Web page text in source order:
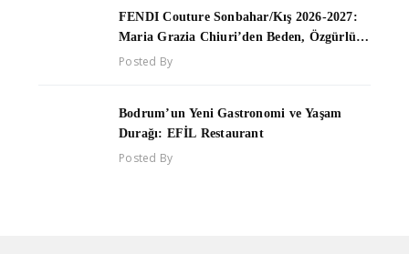
FENDI Couture Sonbahar/Kış 2026-2027:
Maria Grazia Chiuri’den Beden, Özgürlük
ve Yaşam Enerjisi Üzerine Yeni Bir Couture
Posted By
Bodrum’un Yeni Gastronomi ve Yaşam
Durağı: EFİL Restaurant
Posted By